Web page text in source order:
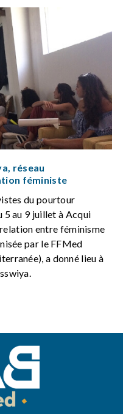
réseau
féministe
du pourtour
5 au 9 juillet à Acqui
entre féminisme
par le FFMed
a donné lieu à